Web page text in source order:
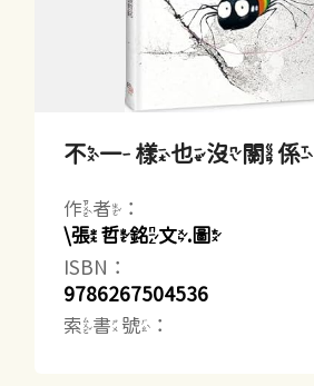
不一樣也沒關係
作者：
\張哲銘文.圖
ISBN：
9786267504536
索書號：